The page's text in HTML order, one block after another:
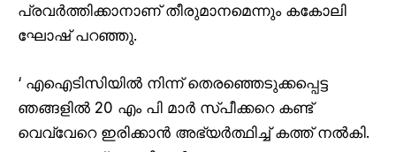
പ്രവർത്തിക്കാനാണ് തീരുമാനമെന്നും കകോലി
ഘോഷ് പറഞ്ഞു.
‘ എഐടിസിയിൽ നിന്ന് തെരഞ്ഞെടുക്കപ്പെട്ട
ഞങ്ങളിൽ 20 എം പി മാർ സ്പീക്കറെ കണ്ട്
വെവ്വേറെ ഇരിക്കാൻ അഭ്യർത്ഥിച്ച് കത്ത് നൽകി.